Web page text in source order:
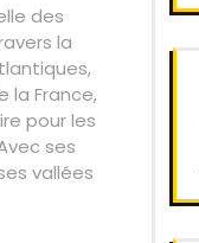
des
la
la France,
pour les
ses
vallées